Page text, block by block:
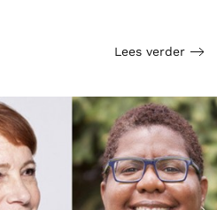
Lees verder